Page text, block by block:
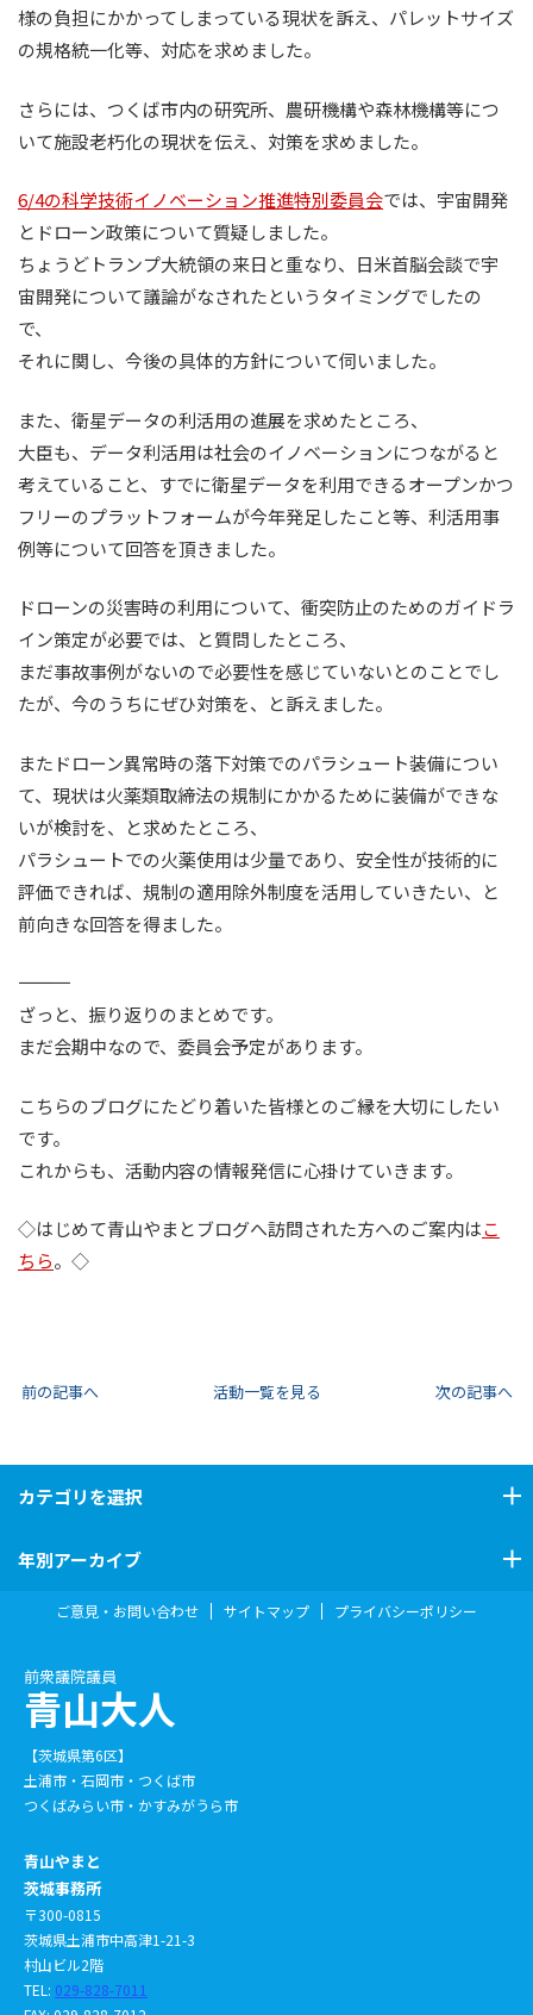
様の負担にかかってしまっている現状を訴え、パレットサイズ
の規格統一化等、対応を求めました。
さらには、つくば市内の研究所、農研機構や森林機構等につ
いて施設老朽化の現状を伝え、対策を求めました。
6/4の科学技術イノベーション推進特別委員会では、宇宙開発
とドローン政策について質疑しました。
ちょうどトランプ大統領の来日と重なり、日米首脳会談で宇
宙開発について議論がなされたというタイミングでしたの
で、
それに関し、今後の具体的方針について伺いました。
また、衛星データの利活用の進展を求めたところ、
大臣も、データ利活用は社会のイノベーションにつながると
考えていること、すでに衛星データを利用できるオープンかつ
フリーのプラットフォームが今年発足したこと等、利活用事
例等について回答を頂きました。
ドローンの災害時の利用について、衝突防止のためのガイドラ
イン策定が必要では、と質問したところ、
まだ事故事例がないので必要性を感じていないとのことでし
たが、今のうちにぜひ対策を、と訴えました。
またドローン異常時の落下対策でのパラシュート装備につい
て、現状は火薬類取締法の規制にかかるために装備ができな
いが検討を、と求めたところ、
パラシュートでの火薬使用は少量であり、安全性が技術的に
評価できれば、規制の適用除外制度を活用していきたい、と
前向きな回答を得ました。
――――――――――――――
ざっと、振り返りのまとめです。
まだ会期中なので、委員会予定があります。
こちらのブログにたどり着いた皆様とのご縁を大切にしたい
です。
これからも、活動内容の情報発信に心掛けていきます。
◇はじめて青山やまとブログへ訪問された方へのご案内はこ
ちら。◇
前の記事へ 活動一覧を見る 次の記事へ
カテゴリを選択
年別アーカイブ
前衆議院議員
青山大人
【茨城県第6区】
土浦市・石岡市・つくば市
つくばみらい市・かすみがうら市
青山やまと
茨城事務所
〒300-0815
茨城県土浦市中高津1-21-3
村山ビル2階
TEL: 029-828-7011
ご意見・お問い合わせ サイトマップ プライバシーポリシー